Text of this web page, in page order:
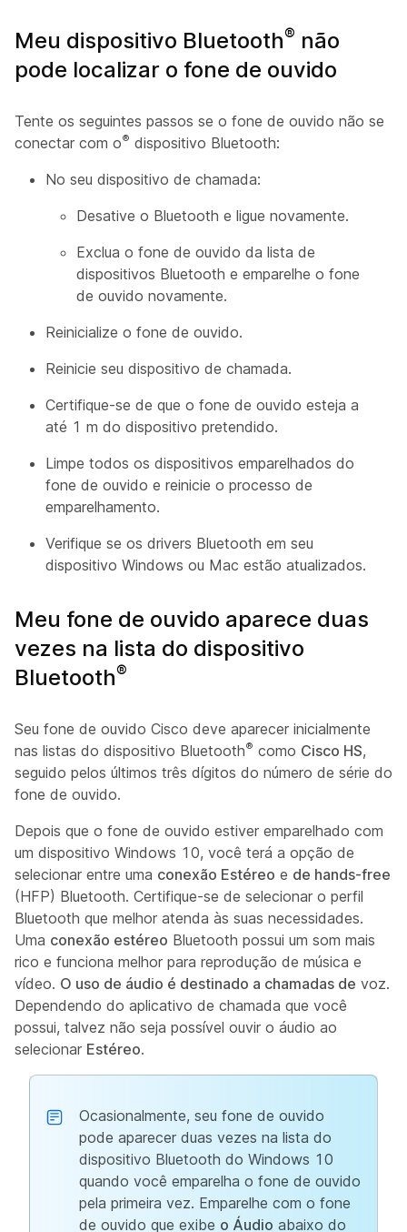
Meu dispositivo Bluetooth® não
pode localizar o fone de ouvido
Tente os seguintes passos se o fone de ouvido não se
conectar com o® dispositivo Bluetooth:
No seu dispositivo de chamada:
Desative o Bluetooth e ligue novamente.
Exclua o fone de ouvido da lista de
dispositivos Bluetooth e emparelhe o fone
de ouvido novamente.
Reinicialize o fone de ouvido.
Reinicie seu dispositivo de chamada.
Certifique-se de que o fone de ouvido esteja a
até 1 m do dispositivo pretendido.
Limpe todos os dispositivos emparelhados do
fone de ouvido e reinicie o processo de
emparelhamento.
Verifique se os drivers Bluetooth em seu
dispositivo Windows ou Mac estão atualizados.
Meu fone de ouvido aparece duas
vezes na lista do dispositivo
Bluetooth®
Seu fone de ouvido Cisco deve aparecer inicialmente
nas listas do dispositivo Bluetooth® como Cisco HS,
seguido pelos últimos três dígitos do número de série do
fone de ouvido.
Depois que o fone de ouvido estiver emparelhado com
um dispositivo Windows 10, você terá a opção de
selecionar entre uma conexão Estéreo e de hands-free
(HFP) Bluetooth. Certifique-se de selecionar o perfil
Bluetooth que melhor atenda às suas necessidades.
Uma conexão estéreo Bluetooth possui um som mais
rico e funciona melhor para reprodução de música e
vídeo. O uso de áudio é destinado a chamadas de voz.
Dependendo do aplicativo de chamada que você
possui, talvez não seja possível ouvir o áudio ao
selecionar Estéreo.
Ocasionalmente, seu fone de ouvido
pode aparecer duas vezes na lista do
dispositivo Bluetooth do Windows 10
quando você emparelha o fone de ouvido
pela primeira vez. Emparelhe com o fone
de ouvido que exibe o Áudio abaixo do